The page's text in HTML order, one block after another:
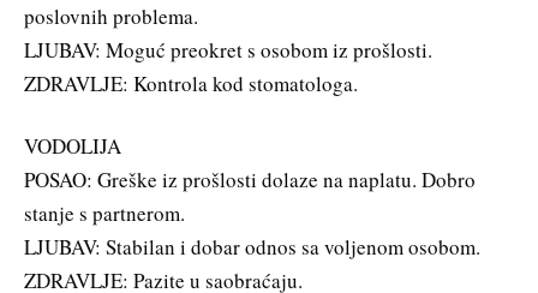
poslovnih problema.
LJUBAV: Moguć preokret s osobom iz prošlosti.
ZDRAVLJE: Kontrola kod stomatologa.
VODOLIJA
POSAO: Greške iz prošlosti dolaze na naplatu. Dobro
stanje s partnerom.
LJUBAV: Stabilan i dobar odnos sa voljenom osobom.
ZDRAVLJE: Pazite u saobraćaju.